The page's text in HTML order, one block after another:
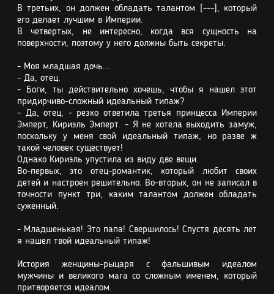
В третьих, он должен обладать талантом [---], который
его делает лучшим в Империи.
В четвертых, не интересно, когда вся сущность на
поверхности, поэтому у него должны быть секреты.
- Моя младшая дочь...
- Да, отец.
- Боги, ты действительно хочешь, чтобы я нашел этот
придирчиво-сложный идеальный типаж?
- Да, отец, - резко ответила третья принцесса Империи
Эмперт, Кириэль Эмперт. - Я не хотела выходить замуж,
поскольку у меня свой идеальный типаж, но разве ж
такой человек существует!
Однако Кириэль упустила из виду две вещи.
Во-первых, это отец-романтик, который любит своих
детей и настроен решительно. Во-вторых, он не записал в
точности пункт три, каким талантом должен обладать
суженный.
- Младшенькая! Это папа! Свершилось! Спустя десять лет
я нашел твой идеальный типаж!
История женщины-рыцаря с фальшивым идеалом
мужчины и великого мага со сложным именем, который
притворяется идеалом.